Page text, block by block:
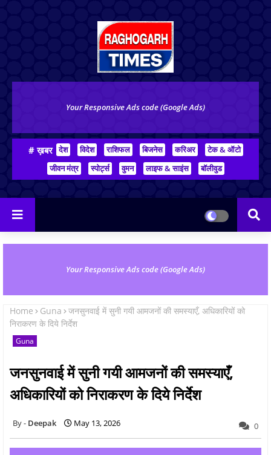
Your Responsive Ads code (Google Ads)
# ख़बर देश विदेश राशिफल बिजनेस करिअर
टेक & ऑटो
जीवन मंत्र
स्पोर्ट्स वुमन लाइफ & साइंस बॉलीवुड
Your Responsive Ads code (Google Ads)
Home Guna
जनसुनवाई में सुनी गयी आमजनों की समस्याएँ, अधिकारियों को
निराकरण के दिये निर्देश
Guna
जनसुनवाई में सुनी गयी आमजनों की समस्याएँ,
अधिकारियों को निराकरण के दिये निर्देश
Deepak May 13, 2026 0